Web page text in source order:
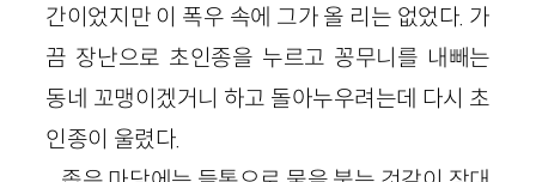
간이었지만 이 폭우 속에 그가 올 리는 없었다. 가
끔 장난으로 초인종을 누르고 꽁무니를 내빼는
동네 꼬맹이겠거니 하고 돌아누우려는데 다시 초
인종이 울렸다.